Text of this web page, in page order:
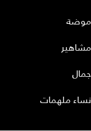
موضة
مشاهير
جمال
نساء ملهمات